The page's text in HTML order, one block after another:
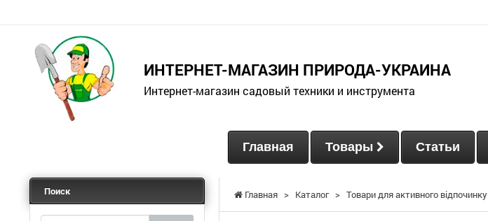
ИНТЕРНЕТ-МАГАЗИН ПРИРОДА-УКРАИНА
Интернет-магазин садовый техники и инструмента
Главная Товары Статьи
Главная > Каталог > Товари для активного відпочинку
Поиск